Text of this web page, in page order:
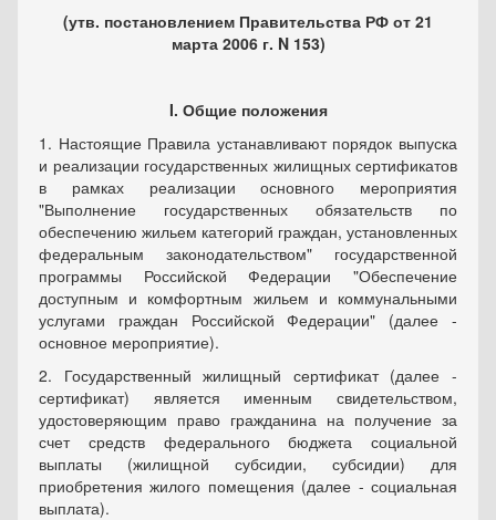
(утв. постановлением Правительства РФ от 21
марта 2006 г. N 153)
I. Общие положения
1. Настоящие Правила устанавливают порядок выпуска
и реализации государственных жилищных сертификатов
в рамках реализации основного мероприятия
"Выполнение государственных обязательств по
обеспечению жильем категорий граждан, установленных
федеральным законодательством" государственной
программы Российской Федерации "Обеспечение
доступным и комфортным жильем и коммунальными
услугами граждан Российской Федерации" (далее -
основное мероприятие).
2. Государственный жилищный сертификат (далее -
сертификат) является именным свидетельством,
удостоверяющим право гражданина на получение за
счет средств федерального бюджета социальной
выплаты (жилищной субсидии, субсидии) для
приобретения жилого помещения (далее - социальная
выплата).